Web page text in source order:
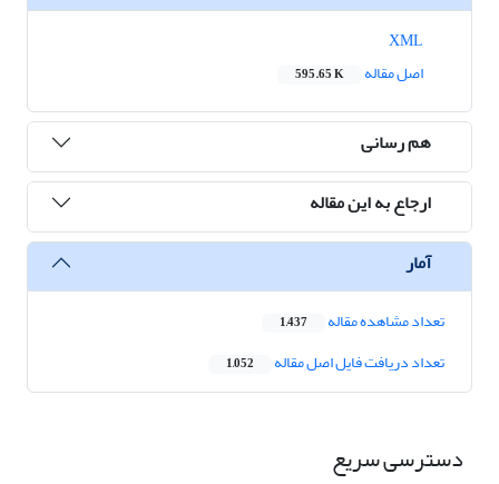
اصل مقاله
595.65 K
هم رسانی
ارجاع به این مقاله
آمار
تعداد مشاهده مقاله 1,437
تعداد دریافت فایل اصل مقاله 1,052
دسترسی سریع